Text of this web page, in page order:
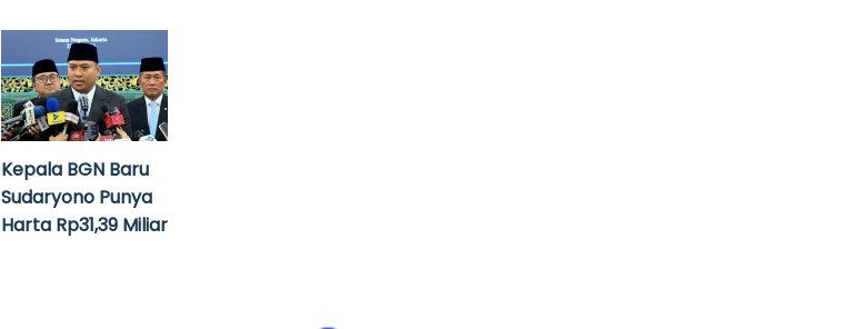
Kepala BGN Baru
Sudaryono Punya
Harta Rp31,39 Miliar